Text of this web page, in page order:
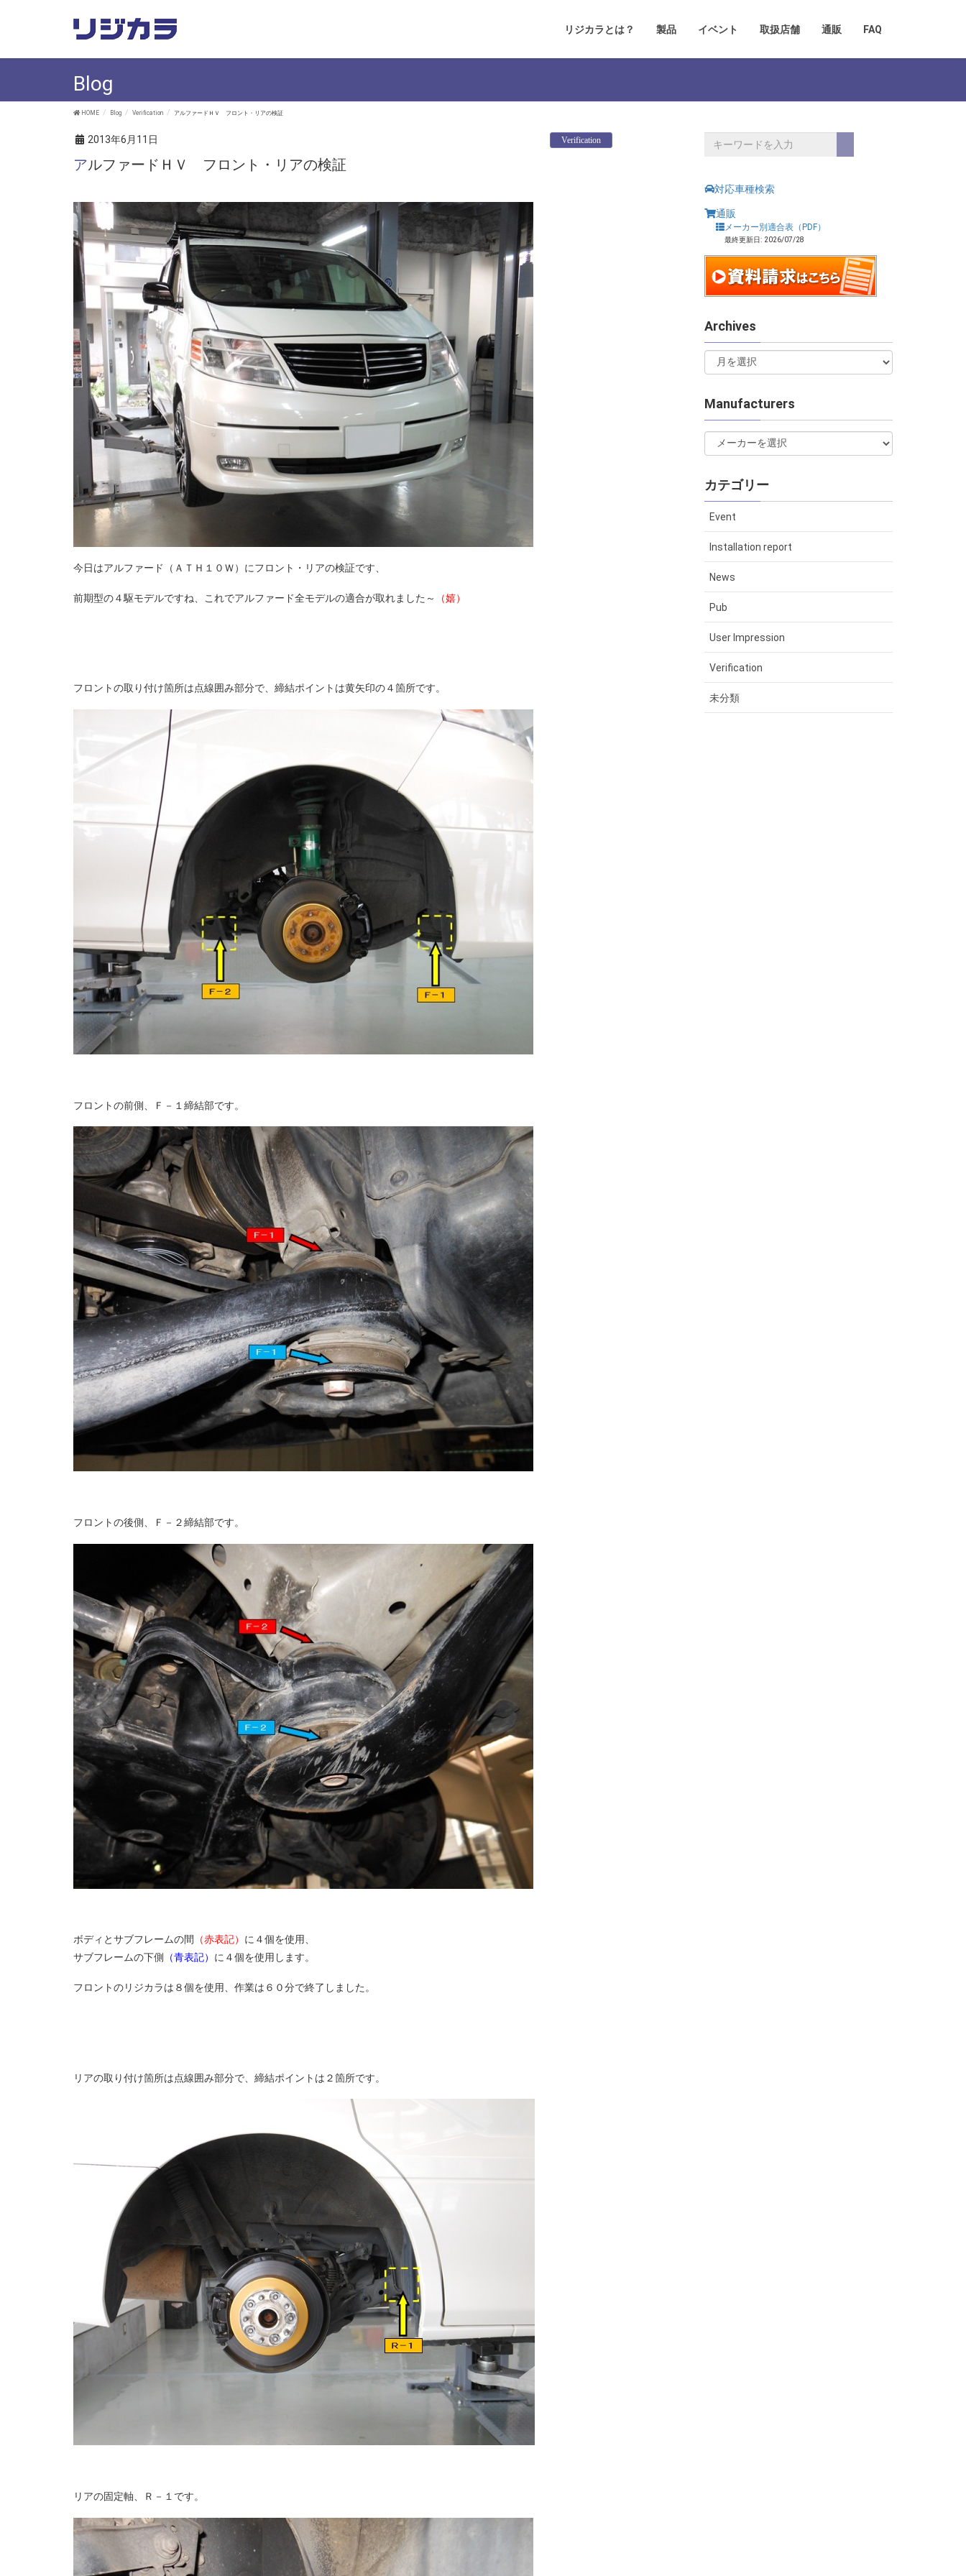
リジカラとは？ 製品 イベント 取扱店舗 通販 FAQ
Blog
HOME Blog Verification アルファードＨＶ フロント・リアの検証
2013年6月11日 Verification
アルファードＨＶ フロント・リアの検証
今日はアルファード（ＡＴＨ１０Ｗ）にフロント・リアの検証です、
前期型の４駆モデルですね、これでアルファード全モデルの適合が取れました～ （嬉）
フロントの取り付け箇所は点線囲み部分で、締結ポイントは黄矢印の４箇所です。
フロントの前側、Ｆ－１締結部です。
フロントの後側、Ｆ－２締結部です。
ボディとサブフレームの間 （赤表記） に４個を使用、
サブフレームの下側
（青表記） に４個を使用します。
フロントのリジカラは８個を使用、作業は６０分で終了しました。
リアの取り付け箇所は点線囲み部分で、締結ポイントは２箇所です。
リアの固定軸、Ｒ－１です。
対応車種検索
通販
メーカー別適合表（PDF）
最終更新日: 2026/07/28
Archives
Manufacturers
カテゴリー
Event
Installation report
News
Pub
User Impression
Verification
未分類